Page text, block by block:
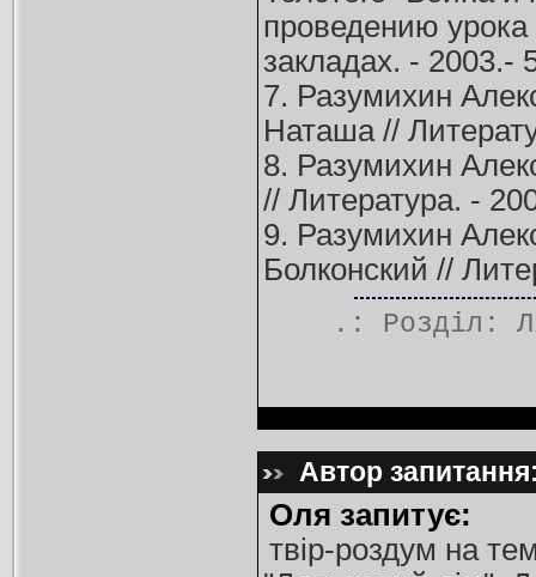
проведению урока
закладах. - 2003.-
7. Разумихин
Наташа //
8. Разумихин
// Литература. -
9. Разумихин
Болконский //
.: Розділ:
Автор
Оля запитує:
твір-роздум на